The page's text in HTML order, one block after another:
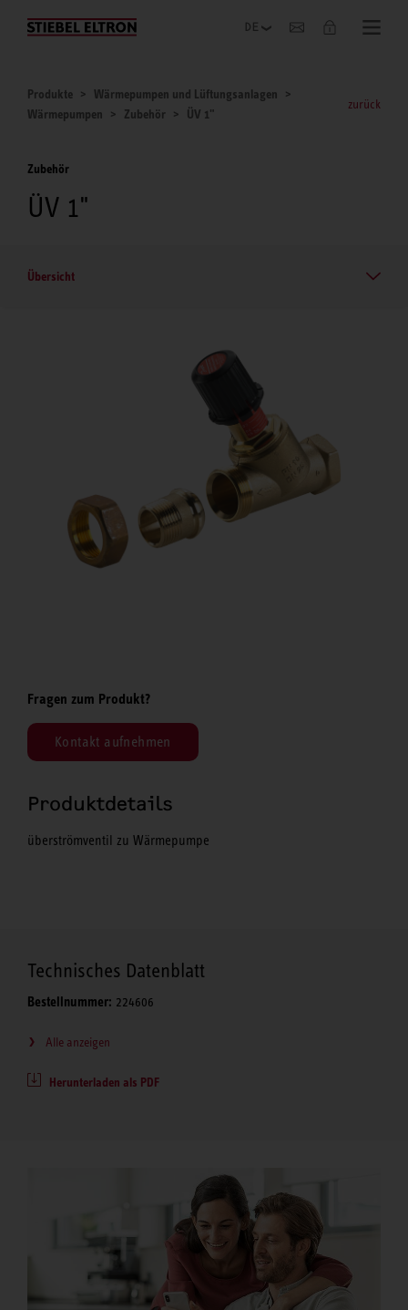
Unternehmen
Produkte
Wärmepumpen und Lüftungsanlagen
Wärmepumpen
Zubehör ÜV 1"
zurück
Zubehör
ÜV 1"
Übersicht
Fragen zum Produkt?
Kontakt aufnehmen
Produktdetails
überströmventil zu Wärmepumpe
Technisches Datenblatt
Bestellnummer: 224606
Alle anzeigen
Herunterladen als PDF